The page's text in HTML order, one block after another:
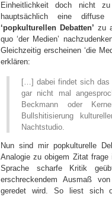
Einheitlichkeit doch nicht
hauptsächlich eine diffuse
‘popkulturellen Debatten’ zu
quo ‘der Medien’
Gleichzeitig erscheinen ‘die
erklären:
[…] dabei findet sich das
gar nicht mal
Beckmann oder
Bullshitisierung
Nachtstudio.
Nun sind mir popkulturelle
Analogie zu obigem Zitat
Sprache scharfe Kritik
erschreckendem Ausmaß
geredet wird. So liest sich